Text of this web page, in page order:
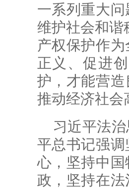
一系列重大
维护社会和谐
产权保护作
正义、促进
护，才能营
推动经济社会
习近平法
平总书记强
心，坚持中
政，坚持在